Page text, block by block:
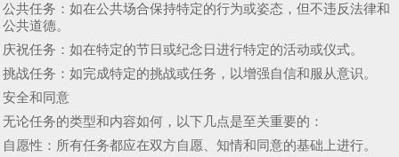
公共任务：如在公共场合保持特定的行为或姿态，但不违反法律和
公共道德。
庆祝任务：如在特定的节日或纪念日进行特定的活动或仪式。
挑战任务：如完成特定的挑战或任务，以增强自信和服从意识。
安全和同意
无论任务的类型和内容如何，以下几点是至关重要的：
自愿性：所有任务都应在双方自愿、知情和同意的基础上进行。